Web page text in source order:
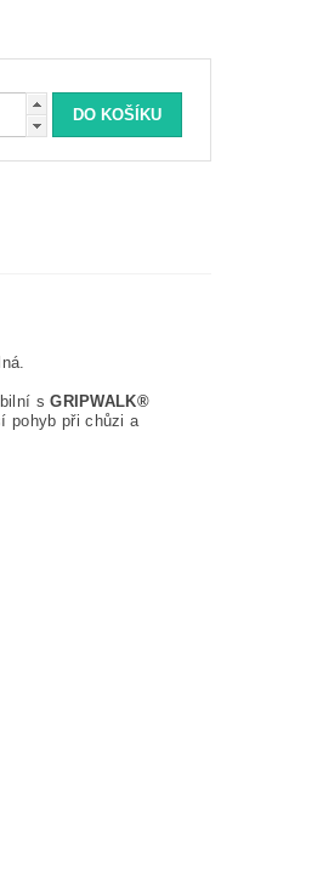
sGRIPWALK®
pohyb při chůzi a